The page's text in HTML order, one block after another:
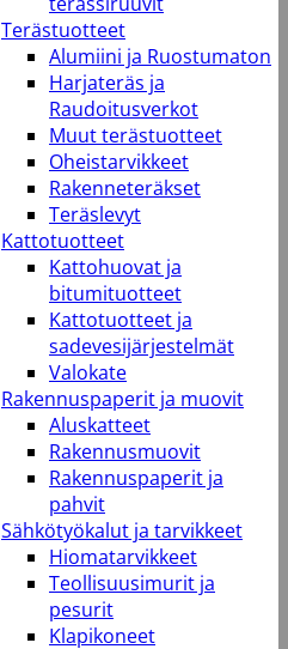
Terästuotteet
Alumiini ja Ruostumaton
Harjateräs ja
Raudoitusverkot
Muut terästuotteet
Oheistarvikkeet
Rakenneteräkset
Teräslevyt
Kattotuotteet
Kattohuovat ja
bitumituotteet
Kattotuotteet ja
sadevesijärjestelmät
Valokate
Rakennuspaperit ja muovit
Aluskatteet
Rakennusmuovit
Rakennuspaperit ja
pahvit
Sähkötyökalut ja tarvikkeet
Hiomatarvikkeet
Teollisuusimurit ja
pesurit
Klapikoneet